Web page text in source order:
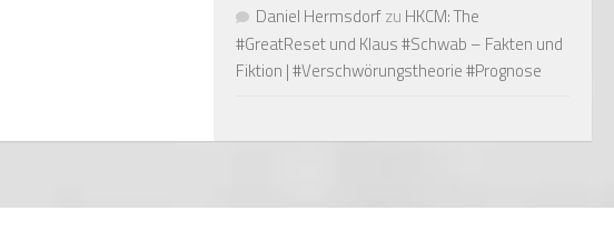
Daniel Hermsdorfzu HKCM: The
#GreatReset und Klaus #Schwab – Fakten und
Fiktion | #Verschwörungstheorie #Prognose